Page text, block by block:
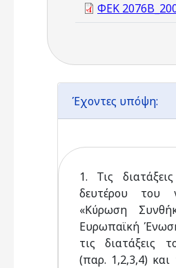
ΦΕΚ
Έχοντες υπόψη:
1. Τις
δευτέρου του
«Κύρωση
Ευρωπαϊκή
τις διατάξεις
(παρ. 1,2,3,4)